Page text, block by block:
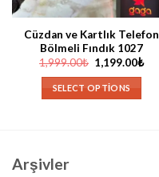
Cüzdan ve Kartlık Telefon
Bölmeli Fındık 1027
1,999.00₺ Orijinal
fiyat:
1,999.00₺.
1,199.00₺Şu
SELECT OPTIONS
Arşivler